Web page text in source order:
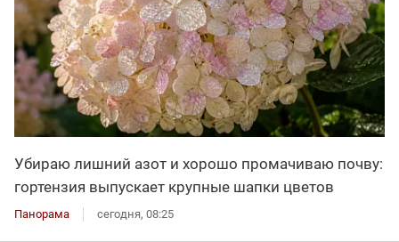
Убираю лишний азот и хорошо промачиваю почву:
гортензия выпускает крупные шапки цветов
Панорама сегодня, 08:25